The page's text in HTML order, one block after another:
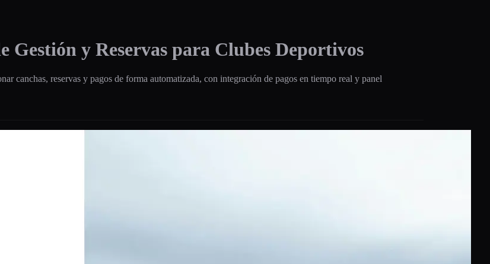
Gestión y Reservas para Clubes Deportivos
canchas, reservas y pagos de forma automatizada, con integración de pagos en tiempo real y panel